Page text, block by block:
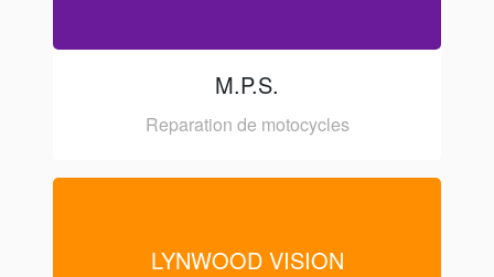
M.P.S.
Reparation de motocycles
LYNWOOD VISION